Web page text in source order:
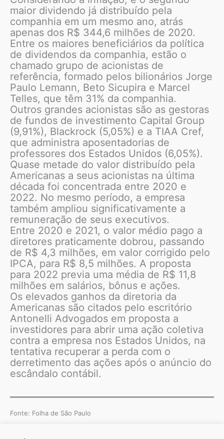
maior dividendo já distribuído pela
companhia em um mesmo ano, atrás
apenas dos R$ 344,6 milhões de 2020.
Entre os maiores beneficiários da política
de dividendos da companhia, estão o
chamado grupo de acionistas de
referência, formado pelos bilionários Jorge
Paulo Lemann, Beto Sicupira e Marcel
Telles, que têm 31% da companhia.
Outros grandes acionistas são as gestoras
de fundos de investimento Capital Group
(9,91%), Blackrock (5,05%) e a TIAA Cref,
que administra aposentadorias de
professores dos Estados Unidos (6,05%).
Quase metade do valor distribuído pela
Americanas a seus acionistas na última
década foi concentrada entre 2020 e
2022. No mesmo período, a empresa
também ampliou significativamente a
remuneração de seus executivos.
Entre 2020 e 2021, o valor médio pago a
diretores praticamente dobrou, passando
de R$ 4,3 milhões, em valor corrigido pelo
IPCA, para R$ 8,5 milhões. A proposta
para 2022 previa uma média de R$ 11,8
milhões em salários, bônus e ações.
Os elevados ganhos da diretoria da
Americanas são citados pelo escritório
Antonelli Advogados em proposta a
investidores para abrir uma ação coletiva
contra a empresa nos Estados Unidos, na
tentativa recuperar a perda com o
derretimento das ações após o anúncio do
escândalo contábil.
Fonte: Folha de São Paulo